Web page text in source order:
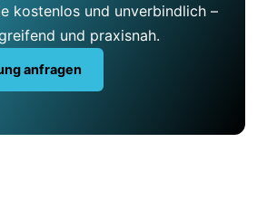
kostenlos und unverbindlich –
und praxisnah.
anfragen